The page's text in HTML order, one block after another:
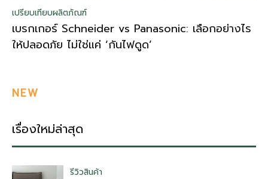
เปรียบเทียบผลิตภัณฑ์
เบรกเกอร์ Schneider vs Panasonic: เลือกอย่างไร
ให้ปลอดภัย ไม่ใช่แค่ ‘กันไฟดูด’
NEW
เรื่องใหม่ล่าสุด
รีวิวสินค้า